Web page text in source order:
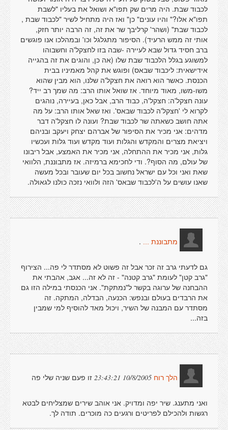
לכבוד שבת. היה מרים שק תפו"א ושואל את בעליו "לשבת
תפו"א אלו?" והיו עונים" כן" ואז היה מתחיל לשיר "לכבוד שבת ,
לכבוד שבת" (ושהר' קרליבך שר את זה, זה הרבה יותר חזק,
אותי זה ממש הרעיד). הסיפור מתגלגל וכו' ובמהלכו אנו פוגשים
ברב חסיד גדול שבא לעיירה -שבה בזו לחצקל'ה וחשבוהו
למשוגע בגלל הלכבוד שבת שלו (אה כן, והוגים את זה בהגייה
אידישאית: ליכבוד שבאס) ופוגש את קהל מאמיניו בבית
הכנסת. כאשר הוא רואה את חצקל'ה שלנו, הוא מבין שהוא
משו-משו, מאוד מיוחד. אז שואל אותו הרב: מה שמך רב ייד?
עונה חצקל'ה: חצקל'ה, כבוד הרב, אבל כאן, בעיירה, נוהגים
לקרוא לי 'חצקל'ה לכבוד שבאס'. ואז שאל אותו הרב: על מה
אתה חושב כשאתה שר לכבוד שבת? ועונה לו חצקל'ה דבר
מדהים: אני מכיר את הסיפור של אברהם יצחק ויעקב ובניהם
ויציאת מצרים והמקדש והגלות ועוד מקדש ועוד גלות ועכשיו
גלות, אני מכיר את ההתחלה, אני מכיר את האמצע, אבל ריבונו
של עולם, מה הסוף?. ודי לחכימא ברמיזה. אז מתבוננת, הלוואי
שאת ואני וכל עם ישראל נחשוב בכל יום שעובר ובכל מעשה
שאנו עושים על ה'לכבוד שבאס' הזה ולוואי נזכה כולנו לגאולה.
מתבוננת ... .
גם לדעתי גרב זה זכר אבל זה פשוט לא מסתדר לי פה... הצירוף
"גרב קטן" לעומת "גרב קטנה" - זה לא זה... אגב, אהבתי את
ההבחנה של ערוגה בקשר ל"נמתקת". אני הכנסתי במילה הזו גם
את הרבדים בעולם ובנפש: הכנעה, הבדלה, המתקה. זה
מסתדר עם המבנה של השיר, ויכול מאד להוסיף למי שמבין
בזה...
הלך רוח 10/8/2005 23:43:21 זו פעם שניה שלי פה
ואני מתענג. שיר יפה ומדויק. אני אוהב שירים שמצליחים לבטא
רגשות ולהכילם לפריטים ורגעים כה מוכרים. תודה לך.